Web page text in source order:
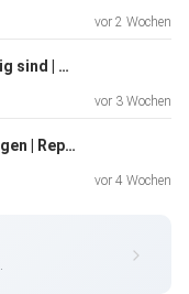
vor 2 Wochen
Wieso Komplimente so mächtig sind | Replay
vor 3 Wochen
Wie wir weniger am Handy hängen | Replay
vor 4 Wochen